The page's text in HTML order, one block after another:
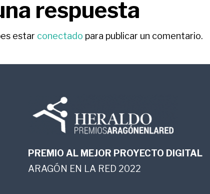
respuesta
estar conectado para publicar un comentario.
PREMIO AL MEJOR PROYECTO DIGITAL
ARAGÓN EN LA RED 2022